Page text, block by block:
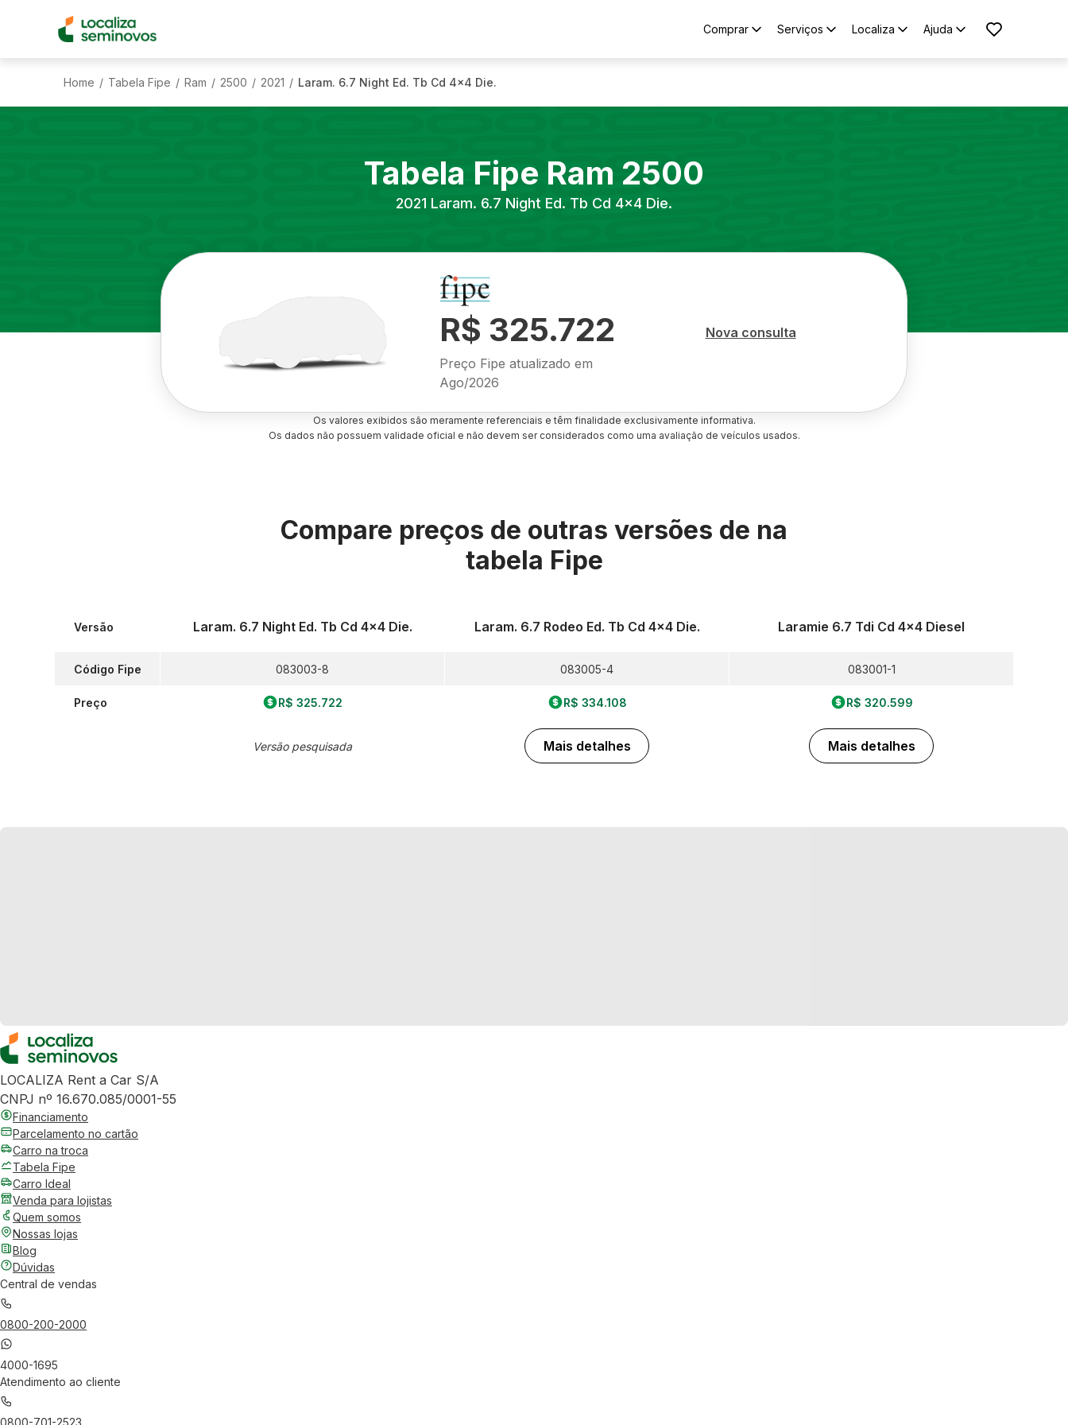
Comprar Serviços Localiza Ajuda
Home / Tabela Fipe / Ram / 2500 / 2021 / Laram. 6.7 Night Ed. Tb Cd 4x4 Die.
Tabela Fipe Ram 2500
2021 Laram. 6.7 Night Ed. Tb Cd 4x4 Die.
R$ 325.722
Preço Fipe atualizado em
Ago/2026
Nova consulta
Os valores exibidos são meramente referenciais e têm finalidade exclusivamente informativa.
Os dados não possuem validade oficial e não devem ser considerados como uma avaliação de veículos usados.
Compare preços de outras versões de na
tabela Fipe
Versão
Código Fipe
Preço
Laram. 6.7 Night Ed. Tb Cd 4x4 Die.
083003-8
R$ 325.722
Versão pesquisada
Laram. 6.7 Rodeo Ed. Tb Cd 4x4 Die.
083005-4
R$ 334.108
Mais detalhes
Laramie 6.7 Tdi Cd 4x4 Diesel
083001-1
R$ 320.599
Mais detalhes
LOCALIZA Rent a Car S/A
CNPJ nº 16.670.085/0001-55
Financiamento
Parcelamento no cartão
Carro na troca
Tabela Fipe
Carro Ideal
Venda para lojistas
Quem somos
Nossas lojas
Blog
Dúvidas
Central de vendas
0800-200-2000
4000-1695
Atendimento ao cliente
0800-701-2523